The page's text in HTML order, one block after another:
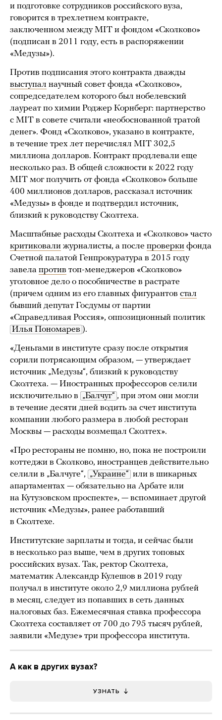
и подготовке сотрудников российского вуза,
говорится в трехлетнем контракте,
заключенном между MIT и фондом «Сколково»
(подписан в 2011 году, есть в распоряжении
«Медузы»).
Против подписания этого контракта дважды
выступал научный совет фонда «Сколково»,
сопредседателем которого был нобелевский
лауреат по химии Роджер Корнберг: партнерство
с MIT в совете считали «необоснованной тратой
денег». Фонд «Сколково», указано в контракте,
в течение трех лет перечислял MIT 302,5
миллиона долларов. Контракт продлевали еще
несколько раз. В общей сложности к 2022 году
MIT мог получить от фонда «Сколково» больше
400 миллионов долларов, рассказал источник
«Медузы» в фонде и подтвердил источник,
близкий к руководству Сколтеха.
Масштабные расходы Сколтеха и «Сколково» часто
критиковали журналисты, а после проверки фонда
Счетной палатой Генпрокуратура в 2015 году
завела против топ-менеджеров «Сколково»
уголовное дело о пособничестве в растрате
(причем одним из его главных фигурантов стал
бывший депутат Госдумы от партии
«Справедливая Россия», оппозиционный политик
Илья Пономарев ).
«Деньгами в институте сразу после открытия
сорили потрясающим образом, — утверждает
источник „Медузы“, близкий к руководству
Сколтеха. — Иностранных профессоров селили
исключительно в „Балчуг“ , при этом они могли
в течение десяти дней водить за счет института
компании любого размера в любой ресторан
Москвы — расходы возмещал Сколтех».
«Про рестораны не помню, но, пока не построили
коттеджи в Сколково, иностранцев действительно
селили в „Балчуге“, „Украине“ или в шикарных
апартаментах — обязательно на Арбате или
на Кутузовском проспекте», — вспоминает другой
источник «Медузы», ранее работавший
в Сколтехе.
Институтские зарплаты и тогда, и сейчас были
в несколько раз выше, чем в других топовых
российских вузах. Так, ректор Сколтеха,
математик Александр Кулешов в 2019 году
получал в институте около 2,9 миллиона рублей
в месяц, следует из попавших в сеть данных
налоговых баз. Ежемесячная ставка профессора
Сколтеха составляет от 700 до 795 тысяч рублей,
заявили «Медузе» три профессора института.
А как в других вузах?
УЗНАТЬ